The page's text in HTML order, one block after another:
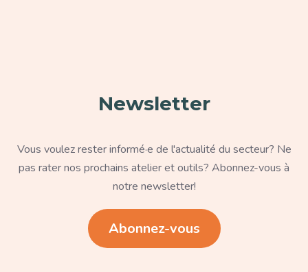
Newsletter
Vous voulez rester informé·e de l'actualité du secteur? Ne
pas rater nos prochains atelier et outils? Abonnez-vous à
notre newsletter!
Abonnez-vous